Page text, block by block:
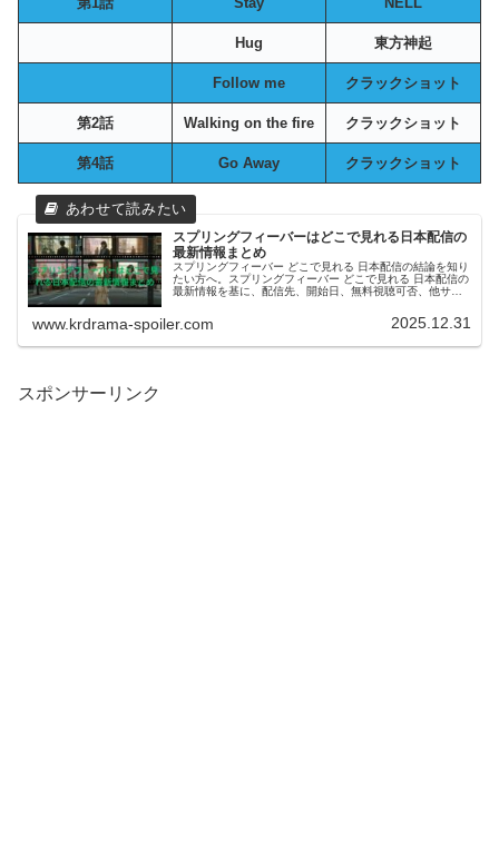
Hug 東方神起
Follow me クラックショット
第2話 Walking on the fire クラックショット
第4話 Go Away クラックショット
スプリングフィーバーはどこで見れる日本配信の
最新情報まとめ
スプリングフィーバー どこで見れる 日本配信の結論を知り
たい方へ。スプリングフィーバー どこで見れる 日本配信の
最新情報を基に、配信先、開始日、無料視聴可否、他サー
www.krdrama-spoiler.com 2025.12.31
スポンサーリンク